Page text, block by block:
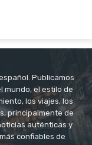
Publicamos
mundo, el estilo de
los viajes, los
principalmente de
auténticas y
confiables de